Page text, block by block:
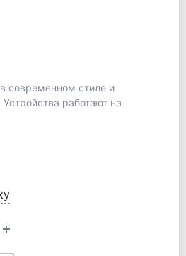
современном стиле и
работают на